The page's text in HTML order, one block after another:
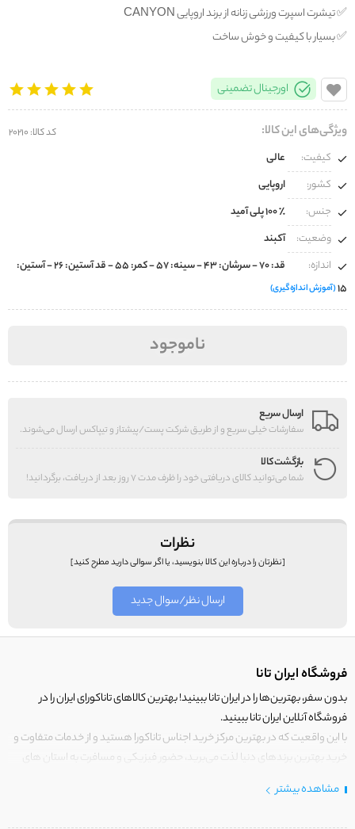
✅️ تیشرت اسپرت ورزشی زنانه از برند اروپایی CANYON
✅️ بسیار با کیفیت و خوش ساخت
اورجینال تضمینی
ویژگی‌های این کالا: کد کالا: 20210
کیفیت:
عالی
کشور:
اروپایی
جنس:
وضعیت:
آکبند
اندازه:
قد: ۷۰ - سرشان: ۴۳ - سینه: ۵۷ - کمر: ۵۵ - قد آستین: ۲۶ - آستین:
۱۵(آموزش اندازه‌گیری)
ناموجود
ارسال سریع
سفارشات خیلی سریع و از طریق شرکت پست/پیشتاز و تیپاکس ارسال می‌شوند.
بازگشت کالا
شما می‌توانید کالای دریافتی خود را ظرف مدت 7 روز بعد از دریافت، برگردانید!
نظرات
[نظرتان را درباره این کالا بنویسید، یا اگر سوالی دارید مطرح کنید]
ارسال نظر/سوال جدید
فروشگاه ایران تانا
بدون سفر، بهترین‌ها را در ایران تانا ببینید! بهترین کالاهای تاناکورای ایران را در
فروشگاه آنلاین ایران تانا ببینید.
با این واقعیت که در بهترین مرکز خرید اجناس تاناکورا هستید و از خدمات متفاوت و
خرید بهترین برندهای دنیا لذت می‌برید، حضور فیزیکی و مسافرت به استان های
درایرانتانا فقط کالاهایی قرار می‌گیرند که دارای ارزش خرید بالایی هستند.
مشاهده بیشتر